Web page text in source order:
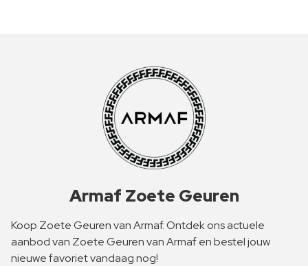
Armaf Zoete Geuren
Koop Zoete Geuren van Armaf. Ontdek ons actuele
aanbod van Zoete Geuren van Armaf en bestel jouw
nieuwe favoriet vandaag nog!